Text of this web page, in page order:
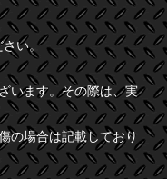
さい。
います。その際は、実
の場合は記載しており